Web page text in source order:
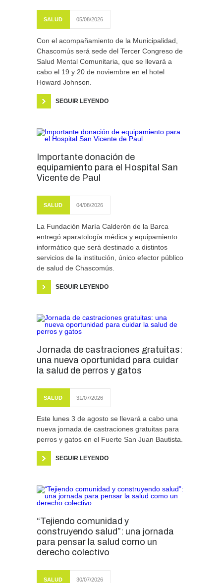
SALUD 05/08/2026
Con el acompañamiento de la Municipalidad,
Chascomús será sede del Tercer Congreso de
Salud Mental Comunitaria, que se llevará a
cabo el 19 y 20 de noviembre en el hotel
Howard Johnson.
SEGUIR LEYENDO
Importante donación de
equipamiento para el Hospital San
Vicente de Paul
SALUD 04/08/2026
La Fundación María Calderón de la Barca
entregó aparatología médica y equipamiento
informático que será destinado a distintos
servicios de la institución, único efector público
de salud de Chascomús.
SEGUIR LEYENDO
Jornada de castraciones gratuitas:
una nueva oportunidad para cuidar
la salud de perros y gatos
SALUD 31/07/2026
Este lunes 3 de agosto se llevará a cabo una
nueva jornada de castraciones gratuitas para
perros y gatos en el Fuerte San Juan Bautista.
SEGUIR LEYENDO
“Tejiendo comunidad y
construyendo salud”: una jornada
para pensar la salud como un
derecho colectivo
SALUD 30/07/2026